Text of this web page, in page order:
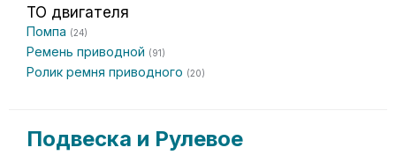
ТО двигателя
Помпа (24)
Ремень приводной (91)
Ролик ремня приводного (20)
Подвеска и Рулевое